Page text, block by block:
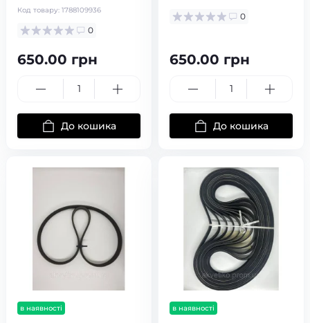
Код товару: 1788109936
0
650.00 грн
До кошика
0
650.00 грн
До кошика
в наявності в наявності